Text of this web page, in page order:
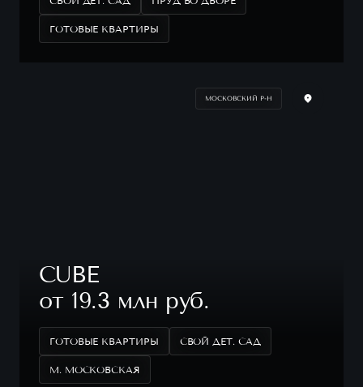
ГОТОВЫЕ КВАРТИРЫ
МОСКОВСКИЙ Р-Н
CUBE
от 19.3 млн руб.
ГОТОВЫЕ КВАРТИРЫ СВОЙ ДЕТ. САД
М. МОСКОВСКАЯ